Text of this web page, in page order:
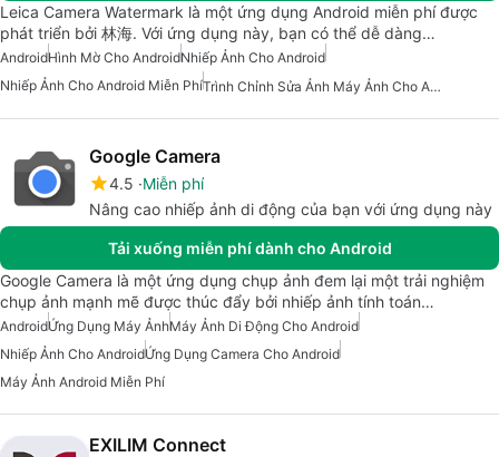
Leica Camera Watermark là một ứng dụng Android miễn phí được
phát triển bởi 林海. Với ứng dụng này, bạn có thể dễ dàng…
AndroidHình Mờ Cho AndroidNhiếp Ảnh Cho Android
Nhiếp Ảnh Cho Android Miễn Phí
Trình Chỉnh Sửa Ảnh Máy Ảnh Cho Android
Google Camera
4.5 Miễn phí
Nâng cao nhiếp ảnh di động của bạn với ứng dụng này
Tải xuống miễn phí dành cho Android
Google Camera là một ứng dụng chụp ảnh đem lại một trải nghiệm
chụp ảnh mạnh mẽ được thúc đẩy bởi nhiếp ảnh tính toán…
AndroidỨng Dụng Máy ẢnhMáy Ảnh Di Động Cho Android
Nhiếp Ảnh Cho AndroidỨng Dụng Camera Cho Android
Máy Ảnh Android Miễn Phí
EXILIM Connect